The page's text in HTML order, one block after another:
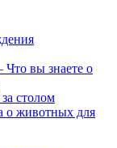
вы знаете о
столом
о животных для